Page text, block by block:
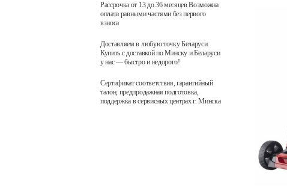
Рассрочка от 13 до 36 месяцев Возможна
оплата равными частями без первого
взноса
Доставляем в любую точку Беларуси.
Купить с доставкой по Минску и Беларуси
у нас — быстро и недорого!
Сертификат соответствия, гарантийный
талон, предпродажная подготовка,
поддержка в сервисных центрах г. Минска